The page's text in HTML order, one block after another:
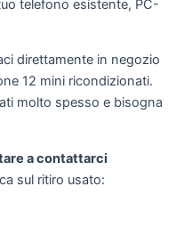
telefono esistente, PC-
direttamente in negozio
12 mini ricondizionati.
molto spesso e bisogna
a contattarci
sul ritiro usato: